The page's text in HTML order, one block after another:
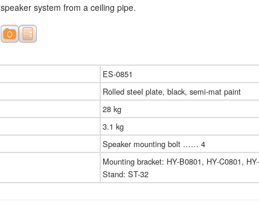
speaker system from a ceiling pipe.
ES-0851
Rolled steel plate, black, semi-mat paint
28 kg
3.1 kg
Speaker mounting bolt …… 4
Mounting bracket: HY-B0801, HY-C0801,
Stand: ST-32